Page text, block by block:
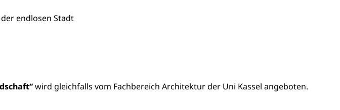
endlosen Stadt
wird gleichfalls vom Fachbereich Architektur der Uni Kassel angeboten.